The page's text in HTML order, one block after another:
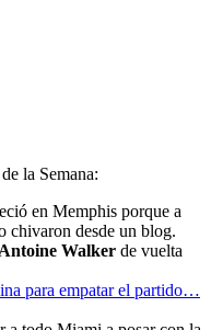
la Semana:
en Memphis porque a
chivaron desde un blog.
Antoine Walker de vuelta
para empatar el partido…